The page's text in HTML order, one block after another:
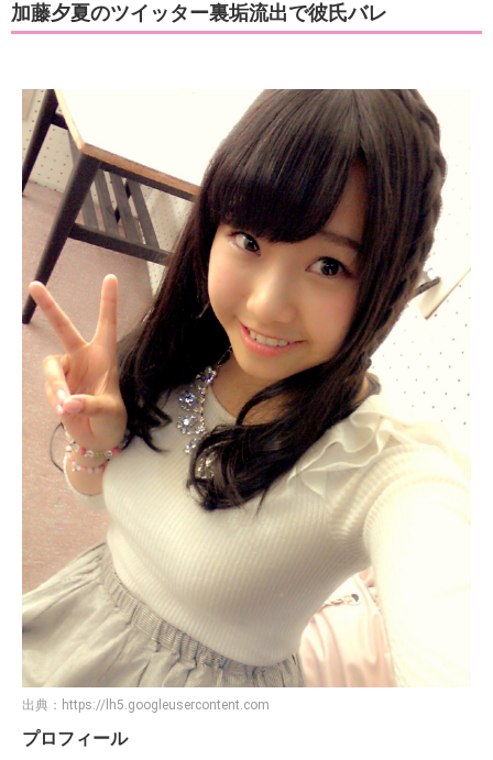
加藤夕夏のツイッター裏垢流出で彼氏バレ
出典： https://lh5.googleusercontent.com
プロフィール